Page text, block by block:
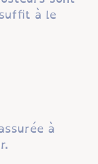
à le
à